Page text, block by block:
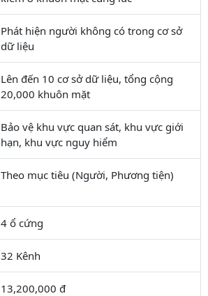
Phát hiện người không có trong cơ sở
dữ liệu
Lên đến 10 cơ sở dữ liệu, tổng cộng
20,000 khuôn mặt
Bảo vệ khu vực quan sát, khu vực giới
hạn, khu vực nguy hiểm
Theo mục tiêu (Người, Phương tiện)
4 ổ cứng
32 Kênh
13,200,000 đ